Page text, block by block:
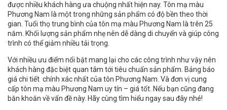
được nhiều khách hàng ưa chuộng nhất hiện nay. Tôn mạ màu
Phương Nam là một trong những sản phẩm có độ bền theo thời
gian. Tuổi thọ trung bình của tôn mạ màu Phương Nam là trên 25
năm. Khối lượng sản phẩm nhẹ nên dễ dàng di chuyển và giúp công
trình có thể giảm nhiều tải trọng.
Với nhiều ưu điểm nổi bật mang lại cho các công trình như vậy nên
khách hàng đặc biệt quan tâm tới tiêu chuẩn sản phẩm. Bảng báo
giá chi tiết chính xác nhất của tôn Phương Nam. Và đơn vị cung
cấp tôn mạ màu Phương Nam uy tín – giá tốt. Nếu bạn cũng đang
băn khoăn về vấn đề này. Hãy cùng tìm hiểu ngay sau đây nhé!